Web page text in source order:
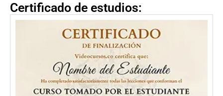
Certificado de estudios: